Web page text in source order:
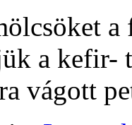
a
a kefir-
vágott